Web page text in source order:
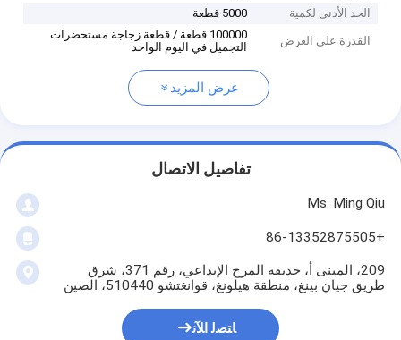
الحد الأدنى لكمية
5000 قطعة
القدرة على العرض
100000 قطعة / قطعة زجاجة مستحضرات
التجميل في اليوم الواحد
عرض المزيد
تفاصيل الاتصال
Ms. Ming Qiu
+86-13352875505
209، المبنى أ، حديقة المرح الإبداعي، رقم 371، شرق
طريق جيان بينغ، منطقة هيلونغ، قوانغتشو 510440، الصين
ﺎﺘﺼﻟ ﺍﻶﻧ